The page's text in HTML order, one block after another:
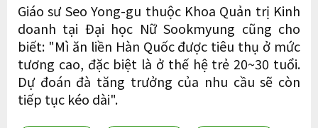
Giáo sư Seo Yong-gu thuộc Khoa Quản trị Kinh
doanh tại Đại học Nữ Sookmyung cũng cho
biết: "Mì ăn liền Hàn Quốc được tiêu thụ ở mức
tương cao, đặc biệt là ở thế hệ trẻ 20~30 tuổi.
Dự đoán đà tăng trưởng của nhu cầu sẽ còn
tiếp tục kéo dài".